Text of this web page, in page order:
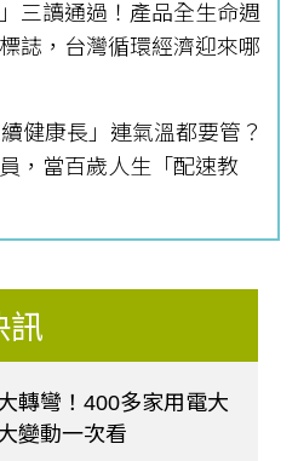
三讀通過！產品全生命週
誌，台灣循環經濟迎來哪
健康長」連氣溫都要管？
，當百歲人生「配速教
訊
轉彎！400多家用電大
變動一次看